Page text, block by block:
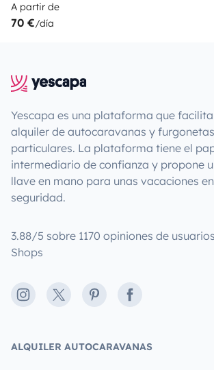
A partir de
70 €/día
Yescapa es una plataforma que
alquiler de autocaravanas y
particulares. La plataforma tiene el
intermediario de confianza y propone
llave en mano para unas vacaciones
seguridad.
3.88/5 sobre 1170 opiniones de
Shops
Instagram
X PinterestFacebook
ALQUILER AUTOCARAVANAS